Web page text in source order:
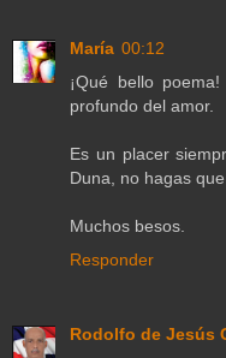
María 00:12
¡Qué bello
profundo del amor.
Es un placer
Duna, no hagas
Muchos besos.
Responder
Rodolfo de Jesús